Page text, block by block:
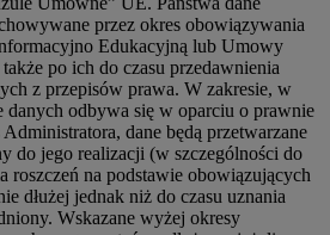
przez okres obowiązywania
Edukacyjną lub Umowy
po ich do czasu przedawnienia
z przepisów prawa. W zakresie, w
danych odbywa się w oparciu o prawnie
dane będą przetwarzane
do jego realizacji (w szczególności do
roszczeń na podstawie obowiązujących
dłużej jednak niż do czasu uznania
Wskazane wyżej okresy